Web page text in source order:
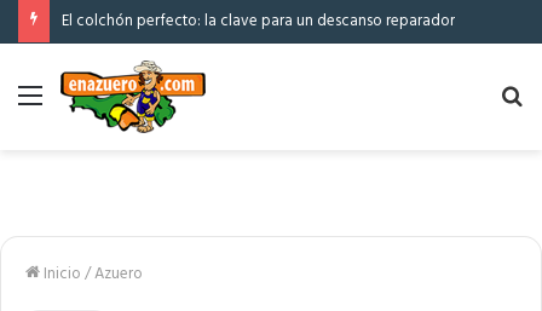
El colchón perfecto: la clave para un descanso reparador
Menú
Inicio/Azuero